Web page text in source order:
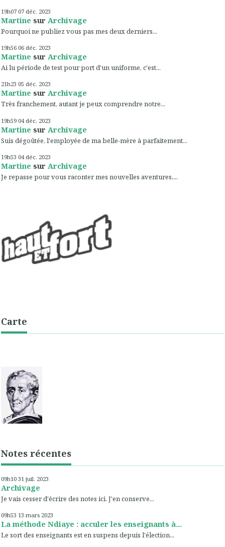
19h07 07 déc. 2023
Martine sur Archivage
Pourquoi ne publiez vous pas mes deux derniers...
19h56 06 déc. 2023
Martine sur Archivage
Ai lu période de test pour port d'un uniforme, c'est...
21h23 05 déc. 2023
Martine sur Archivage
Très franchement, autant je peux comprendre notre...
19h59 04 déc. 2023
Martine sur Archivage
Suis dégoûtée, l'employée de ma belle-mère à parfaitement...
19h53 04 déc. 2023
Martine sur Archivage
Je repasse pour vous raconter mes nouvelles aventures,...
Carte
Notes récentes
09h10 31 juil. 2023
Archivage
Je vais cesser d'écrire des notes ici. J'en conserve...
09h53 13 mars 2023
La méthode Ndiaye : acculer les enseignants à...
Le sort des enseignants est en suspens depuis l'élection...